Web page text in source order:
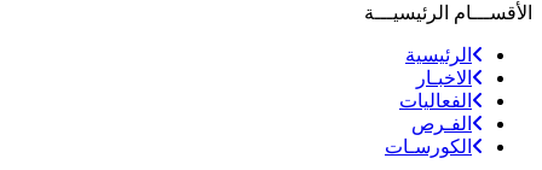
الأقســـام الرئيسيـــة
الرئيسية
الاخبـار
الفعاليات
الفـرص
الكورسـات